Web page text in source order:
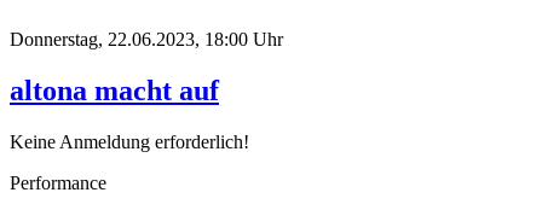
Donnerstag, 22.06.2023, 18:00 Uhr
altona macht auf
Keine Anmeldung erforderlich!
Performance